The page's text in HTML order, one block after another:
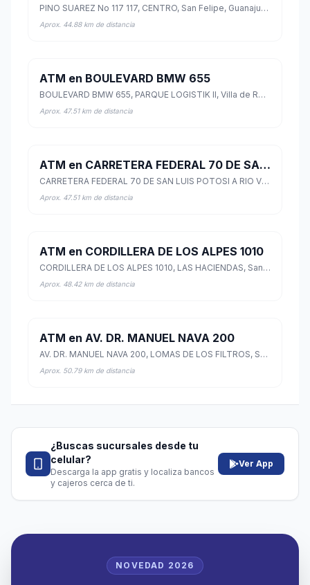
PINO SUAREZ No 117 117, CENTRO, San Felipe, Guanajuato
Aprox. 44.88 km de distancia
ATM en BOULEVARD BMW 655
BOULEVARD BMW 655, PARQUE LOGISTIK II, Villa de Reyes, San Luis Potosí
Aprox. 47.51 km de distancia
ATM en CARRETERA FEDERAL 70 DE SAN LUIS POTOSI A RIO VERDE 286
CARRETERA FEDERAL 70 DE SAN LUIS POTOSI A RIO VERDE 286, ABROSIO RAMIREZ, Villa de Reyes, San Luis Potosí
Aprox. 47.51 km de distancia
ATM en CORDILLERA DE LOS ALPES 1010
CORDILLERA DE LOS ALPES 1010, LAS HACIENDAS, San Luis Potosí, San Luis Potosí
Aprox. 48.42 km de distancia
ATM en AV. DR. MANUEL NAVA 200
AV. DR. MANUEL NAVA 200, LOMAS DE LOS FILTROS, San Luis Potosí, San Luis Potosí
Aprox. 50.79 km de distancia
¿Buscas sucursales desde tu
celular?
Descarga la app gratis y localiza bancos
y cajeros cerca de ti.
Ver App
NOVEDAD 2026